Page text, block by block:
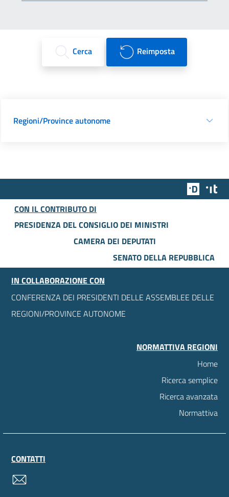
Cerca Reimposta
Regioni/Province autonome
Team
CON IL CONTRIBUTO DI
PRESIDENZA DEL CONSIGLIO DEI MINISTRI
CAMERA DEI DEPUTATI
SENATO DELLA REPUBBLICA
IN COLLABORAZIONE CON
CONFERENZA DEI PRESIDENTI DELLE ASSEMBLEE DELLE
REGIONI/PROVINCE AUTONOME
NORMATTIVA REGIONI
Home
Ricerca semplice
Ricerca avanzata
Normattiva
CONTATTI